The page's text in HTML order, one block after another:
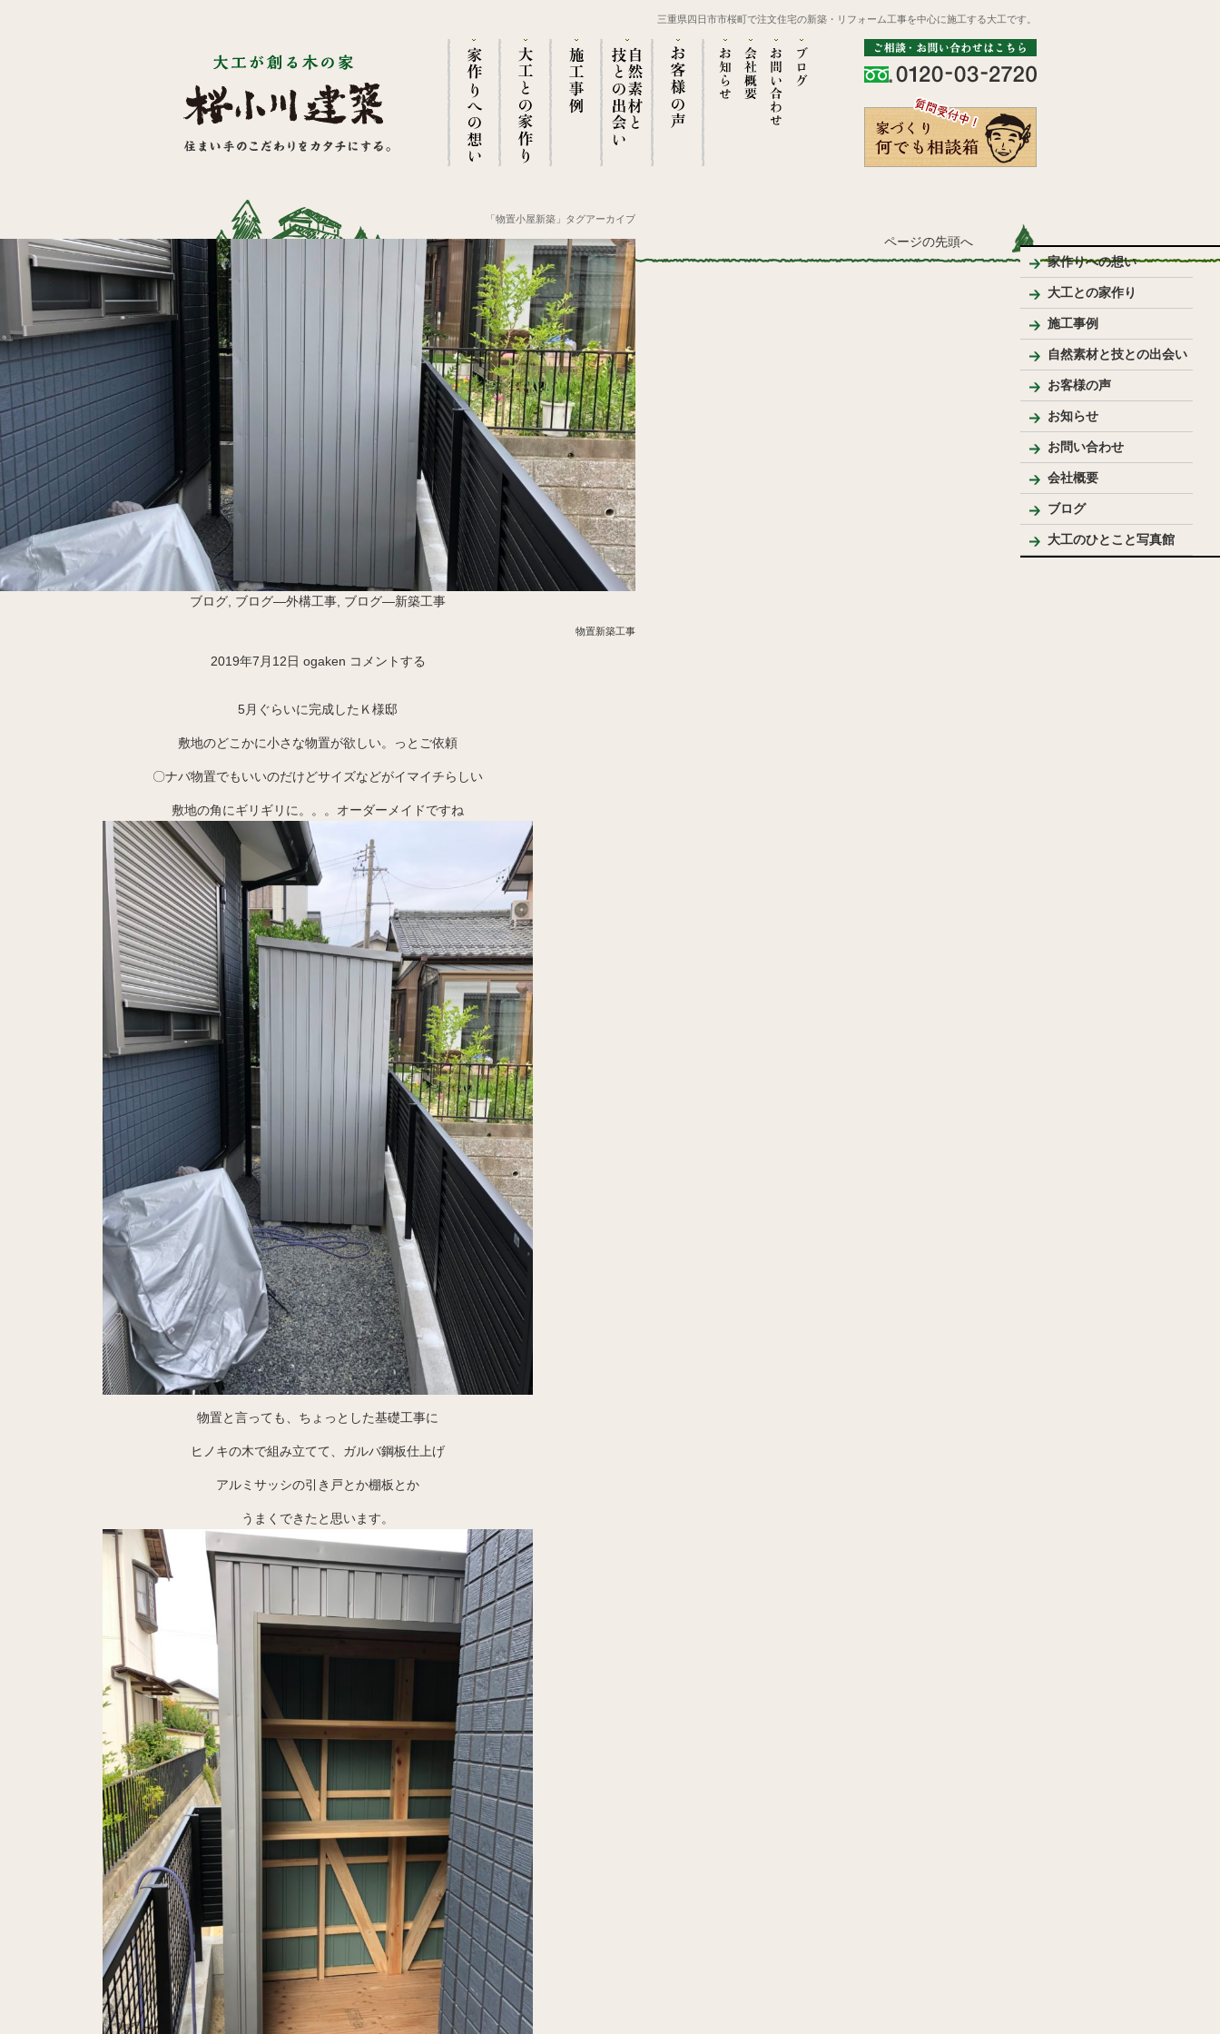
三重県四日市市桜町で注文住宅の新築・リフォーム工事を中心に施工する大工です。
「物置小屋新築」タグアーカイブ
ブログ, ブログ―外構工事, ブログ―新築工事
物置新築工事
2019年7月12日 ogaken コメントする
5月ぐらいに完成したＫ様邸
敷地のどこかに小さな物置が欲しい。っとご依頼
〇ナバ物置でもいいのだけどサイズなどがイマイチらしい
敷地の角にギリギリに。。。オーダーメイドですね
物置と言っても、ちょっとした基礎工事に
ヒノキの木で組み立てて、ガルバ鋼板仕上げ
アルミサッシの引き戸とか棚板とか
うまくできたと思います。
家作りへの想い
大工との家作り
家づくりの流れとポイント
プレゼンテーション
大工のこだわり
施工事例
新築自然素材を使った家
純和風住宅
洋風住宅
リフォーム
LDK
バス・洗面
トイレ
内装
外まわり
その他
リノベーション
手作り家具
テーブル・座卓等
ベンチ・椅子等
収納棚・家具等
花台・棚板・衝立等
手作りキッチン・洗面台
ウッドデッキ
模型
その他
自然素材と技との出会い
お客様の声
お知らせ
お問い合わせ
会社概要
代表プロフィール
ブログ
大工のひとこと写真館
ページの先頭へ